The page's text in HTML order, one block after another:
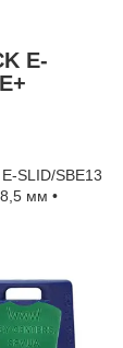
E-
SLID/SBE13
мм •